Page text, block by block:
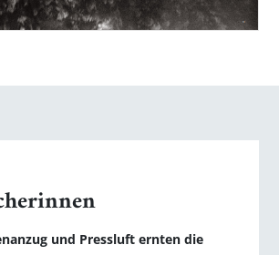
und Pressluft ernten die